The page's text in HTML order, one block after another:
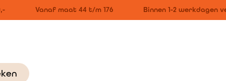
Vanaf maat 44 t/m 176 Binnen 1-2 werkdagen